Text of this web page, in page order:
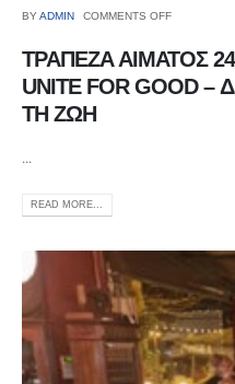
BYADMIN COMMENTS OFF
ΤΡΑΠΕΖΑ ΑΙΜΑΤΟΣ
UNITE FOR GOOD
ΤΗ ΖΩΗ
...
READ MORE...